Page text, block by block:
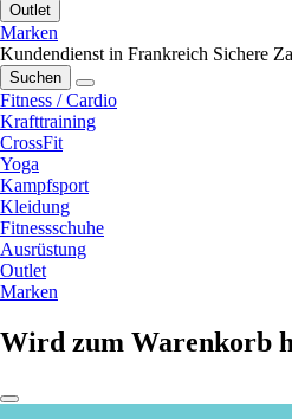
Outlet
Marken
Kundendienst in Frankreich Sichere
Suchen
Fitness / Cardio
Krafttraining
CrossFit
Yoga
Kampfsport
Kleidung
Fitnessschuhe
Ausrüstung
Outlet
Marken
Wird zum Warenkorb